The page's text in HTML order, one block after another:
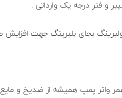
واتر پمپ همیشه از ضدیخ و مایع